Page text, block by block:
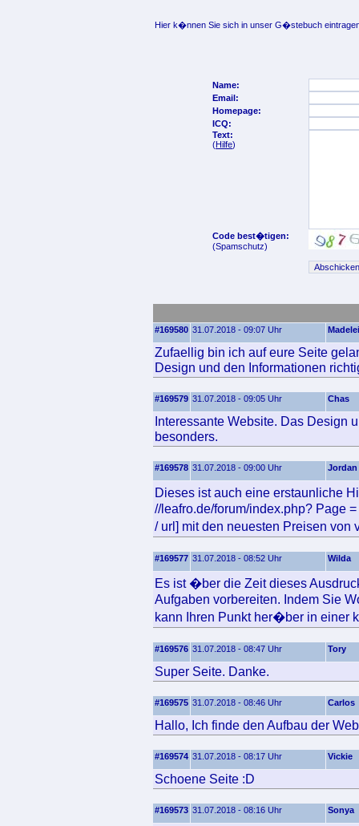
Hier k�nnen Sie sich in unser G�stebuch
Name:
Email:
Homepage:
ICQ:
Text:
(Hilfe)
Code best�tigen:
(Spamschutz)
#169580 31.07.2018 - 09:07 Uhr
Zufaellig bin ich auf eure Seite
Design und den Informationen
#169579 31.07.2018 - 09:05 Uhr Chas
Interessante Website. Das Design
besonders.
#169578 31.07.2018 - 09:00 Uhr Jordan
Dieses ist auch eine erstaunliche
//leafro.de/forum/index.php? Page
/ url] mit den neuesten Preisen
#169577 31.07.2018 - 08:52 Uhr Wilda
Es ist �ber die Zeit dieses
Aufgaben vorbereiten. Indem Sie
kann Ihren Punkt her�ber in einer
#169576 31.07.2018 - 08:47 Uhr Tory
Super Seite. Danke.
#169575 31.07.2018 - 08:46 Uhr Carlos
Hallo, Ich finde den Aufbau der
#169574 31.07.2018 - 08:17 Uhr Vickie
Schoene Seite :D
#169573 31.07.2018 - 08:16 Uhr Sonya